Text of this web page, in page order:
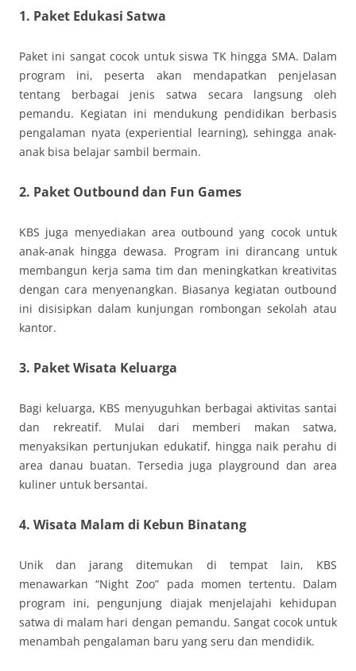
1. Paket Edukasi Satwa
Paket ini sangat cocok untuk siswa TK hingga SMA. Dalam
program ini, peserta akan mendapatkan penjelasan
tentang berbagai jenis satwa secara langsung oleh
pemandu. Kegiatan ini mendukung pendidikan berbasis
pengalaman nyata (experiential learning), sehingga anak-
anak bisa belajar sambil bermain.
2. Paket Outbound dan Fun Games
KBS juga menyediakan area outbound yang cocok untuk
anak-anak hingga dewasa. Program ini dirancang untuk
membangun kerja sama tim dan meningkatkan kreativitas
dengan cara menyenangkan. Biasanya kegiatan outbound
ini disisipkan dalam kunjungan rombongan sekolah atau
kantor.
3. Paket Wisata Keluarga
Bagi keluarga, KBS menyuguhkan berbagai aktivitas santai
dan rekreatif. Mulai dari memberi makan satwa,
menyaksikan pertunjukan edukatif, hingga naik perahu di
area danau buatan. Tersedia juga playground dan area
kuliner untuk bersantai.
4. Wisata Malam di Kebun Binatang
Unik dan jarang ditemukan di tempat lain, KBS
menawarkan “Night Zoo” pada momen tertentu. Dalam
program ini, pengunjung diajak menjelajahi kehidupan
satwa di malam hari dengan pemandu. Sangat cocok untuk
menambah pengalaman baru yang seru dan mendidik.